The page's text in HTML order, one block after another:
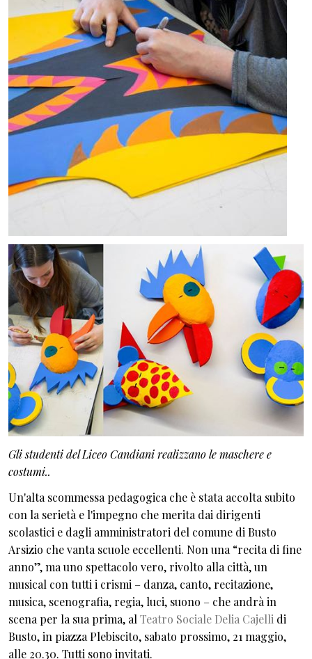
Gli studenti del Liceo Candiani realizzano le maschere e
costumi..
Un'alta scommessa pedagogica che è stata accolta subito
con la serietà e l'impegno che merita dai dirigenti
scolastici e dagli amministratori del comune di Busto
Arsizio che vanta scuole eccellenti. Non una “recita di fine
anno”, ma uno spettacolo vero, rivolto alla città, un
musical con tutti i crismi – danza, canto, recitazione,
musica, scenografia, regia, luci, suono – che andrà in
scena per la sua prima, al Teatro Sociale Delia Cajelli di
Busto, in piazza Plebiscito, sabato prossimo, 21 maggio,
alle 20.30. Tutti sono invitati.